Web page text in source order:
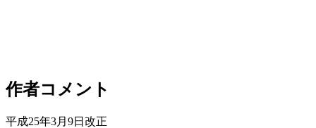
作者コメント
平成25年3月9日改正